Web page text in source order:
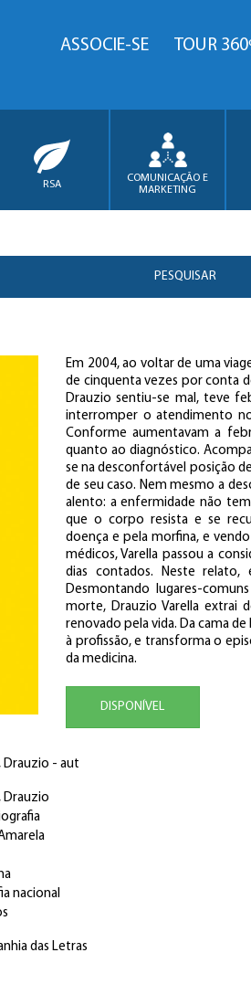
ASSOCIE-SE TOUR
RSA
COMUNICAÇÃO E
MARKETING
PESQUISAR
Em 2004, ao voltar de uma
de cinquenta vezes por conta
Drauzio sentiu-se mal, teve
interromper o atendimento
Conforme aumentavam a
quanto ao diagnóstico.
se na desconfortável posição
de seu caso. Nem mesmo a
alento: a enfermidade não
que o corpo resista e se
doença e pela morfina, e
médicos, Varella passou a
dias contados. Neste relato,
Desmontando lugares-
morte, Drauzio Varella extrai
renovado pela vida. Da cama
à profissão, e transforma o
da medicina.
DISPONÍVEL
Drauzio - aut
Drauzio
nacional
das Letras